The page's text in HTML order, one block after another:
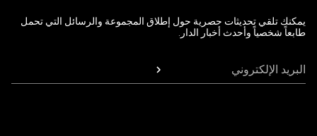
يمكنك تلقي تحديثات حصرية حول إطلاق المجموعة والرسائل التي تحمل
طابعاً شخصياً وأحدث أخبار الدار.
البريد الإلكتروني